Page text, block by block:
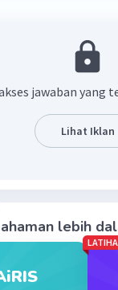
bridge n(s)= 52
kartu bridge
♥ dan ♦ n(a)
merah P(m) = 26/52
kartu
52 + 2/52 = 28/52
jawaban yang
Lihat Iklan
lebih